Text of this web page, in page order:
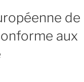
de
aux